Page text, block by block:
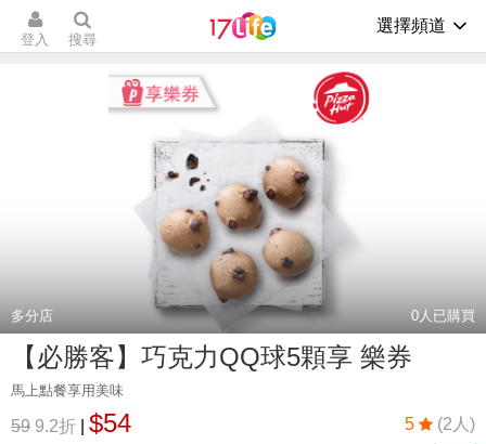
登入 搜尋
選擇頻道
多分店 0人已購買
【必勝客】巧克力QQ球5顆享 樂券
馬上點餐享用美味
59 9.2折 $54 5 (2人)